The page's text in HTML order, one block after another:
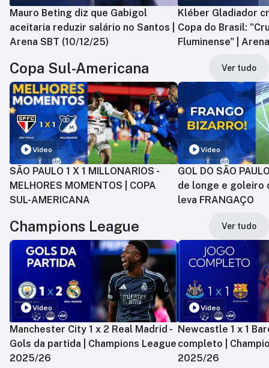
Mauro Beting diz que Gabigol
aceitaria reduzir salário no Santos |
Arena SBT (10/12/25)
Kléber Gladiador
Copa do Brasil:
Fluminense" |
Copa Sul-Americana Ver tudo
Vídeo
SÃO PAULO 1 X 1 MILLONARIOS -
MELHORES MOMENTOS | COPA
SUL-AMERICANA
Vídeo
GOL DO SÃO
de longe e goleiro
leva FRANGAÇO
Champions League Ver tudo
Vídeo
Manchester City 1 x 2 Real Madrid -
Gols da partida | Champions League
2025/26
Vídeo
Newcastle 1 x 1
completo |
2025/26